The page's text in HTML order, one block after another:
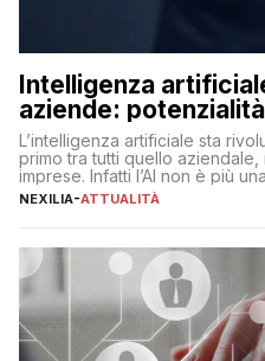
Intelligenza
aziende:
L’intelligenza artificiale sta
primo tra tutti quello
imprese. Infatti l’AI non è più
realtà operativa che sta
operazioni, bensì comporta […]
NEXILIA-ATTUALITÀ